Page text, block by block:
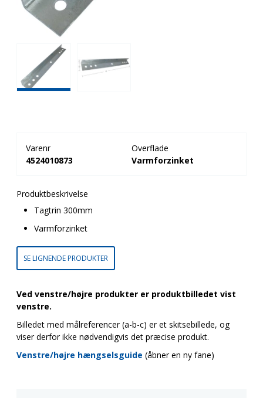
Varenr
4524010873
Overflade
Varmforzinket
Produktbeskrivelse
Tagtrin 300mm
Varmforzinket
SE LIGNENDE PRODUKTER
Ved venstre/højre produkter er produktbilledet vist
venstre.
Billedet med målreferencer (a-b-c) er et skitsebillede, og
viser derfor ikke nødvendigvis det præcise produkt.
Venstre/højre hængselsguide (åbner en ny fane)